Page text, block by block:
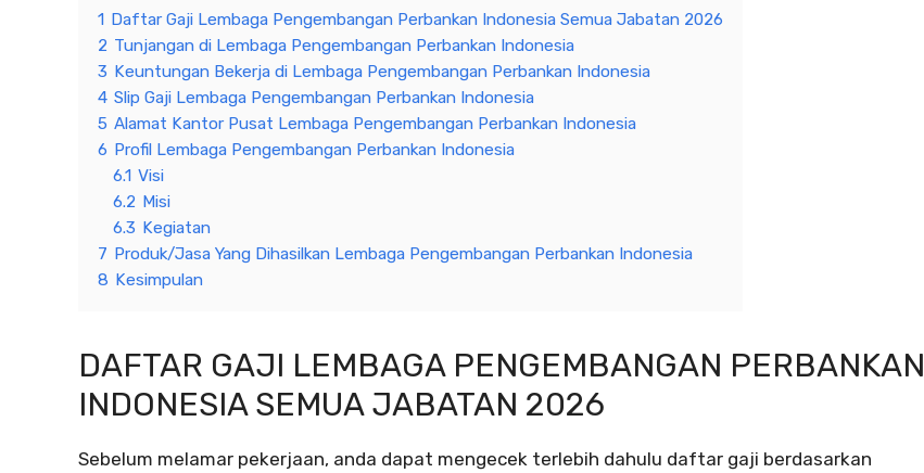
1 Daftar Gaji Lembaga Pengembangan Perbankan Indonesia Semua Jabatan 2026
2 Tunjangan di Lembaga Pengembangan Perbankan Indonesia
3 Keuntungan Bekerja di Lembaga Pengembangan Perbankan Indonesia
4 Slip Gaji Lembaga Pengembangan Perbankan Indonesia
5 Alamat Kantor Pusat Lembaga Pengembangan Perbankan Indonesia
6 Profil Lembaga Pengembangan Perbankan Indonesia
6.1 Visi
6.2 Misi
6.3 Kegiatan
7 Produk/Jasa Yang Dihasilkan Lembaga Pengembangan Perbankan Indonesia
8 Kesimpulan
DAFTAR GAJI LEMBAGA PENGEMBANGAN PERBANKAN
INDONESIA SEMUA JABATAN 2026
Sebelum melamar pekerjaan, anda dapat mengecek terlebih dahulu daftar gaji berdasarkan